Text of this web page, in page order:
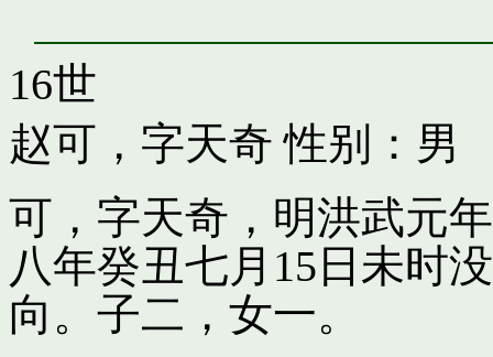
16世
赵可，字天奇 性别：男
可，字天奇，明洪武元
八年癸丑七月15日未时
向。子二，女一。